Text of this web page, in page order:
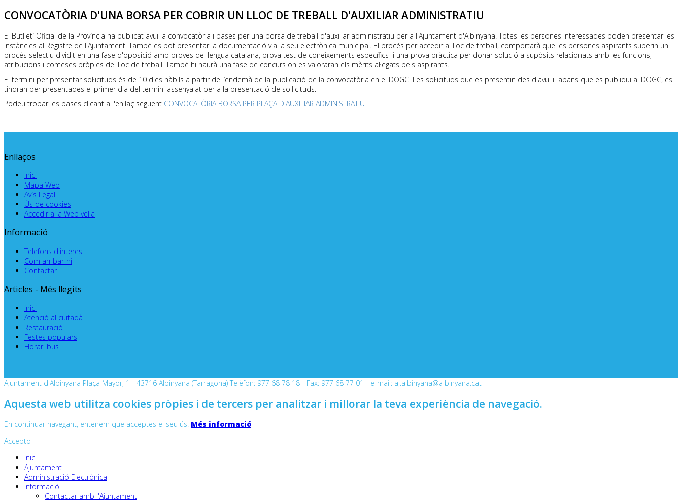
CONVOCATÒRIA D'UNA BORSA PER COBRIR UN LLOC DE TREBALL D'AUXILIAR ADMINISTRATIU
El Butlletí Oficial de la Província ha publicat avui la convocatòria i bases per una borsa de treball d'auxiliar administratiu per a l'Ajuntament d'Albinyana. Totes les persones interessades poden presentar les
instàncies al Registre de l'Ajuntament. També es pot presentar la documentació via la seu electrònica municipal. El procés per accedir al lloc de treball, comportarà que les persones aspirants superin un
procés selectiu dividit en una fase d'oposició amb proves de llengua catalana, prova test de coneixements específics i una prova pràctica per donar solució a supòsits relacionats amb les funcions,
atribucions i comeses pròpies del lloc de treball. També hi haurà una fase de concurs on es valoraran els mèrits al·legats pels aspirants.
El termini per presentar sol·licituds és de 10 dies hàbils a partir de l’endemà de la publicació de la convocatòria en el DOGC. Les sol·licituds que es presentin des d'avui i abans que es publiqui al DOGC, es
tindran per presentades el primer dia del termini assenyalat per a la presentació de sol·licituds.
Podeu trobar les bases clicant a l'enllaç següent CONVOCATÒRIA BORSA PER PLAÇA D'AUXILIAR ADMINISTRATIU
Enllaços
Inici
Mapa Web
Avís Legal
Ús de cookies
Accedir a la Web vella
Informació
Telefons d'interes
Com arribar-hi
Contactar
Articles - Més llegits
inici
Atenció al ciutadà
Restauració
Festes populars
Horari bus
Ajuntament d'Albinyana Plaça Mayor, 1 - 43716 Albinyana (Tarragona) Telèfon: 977 68 78 18 - Fax: 977 68 77 01 - e-mail: aj.albinyana@albinyana.cat
Aquesta web utilitza cookies pròpies i de tercers per analitzar i millorar la teva experiència de navegació.
En continuar navegant, entenem que acceptes el seu ús. Més informació
Accepto
Inici
Ajuntament
Administració Electrònica
Informació
Contactar amb l'Ajuntament